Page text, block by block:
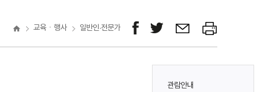
관람안내
교육ㆍ행사 일반인·전문가